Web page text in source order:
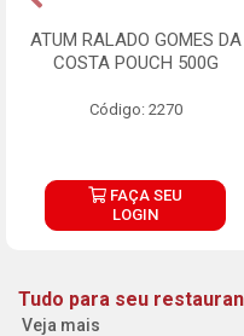
ATUM RALADO GOMES DA
COSTA POUCH 500G
Código: 2270
FAÇA SEU
LOGIN
Tudo para seu
Veja mais